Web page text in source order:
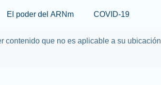
Skip to main content
El poder del ARNm COVID-19
contenido que no es aplicable a su ubicación